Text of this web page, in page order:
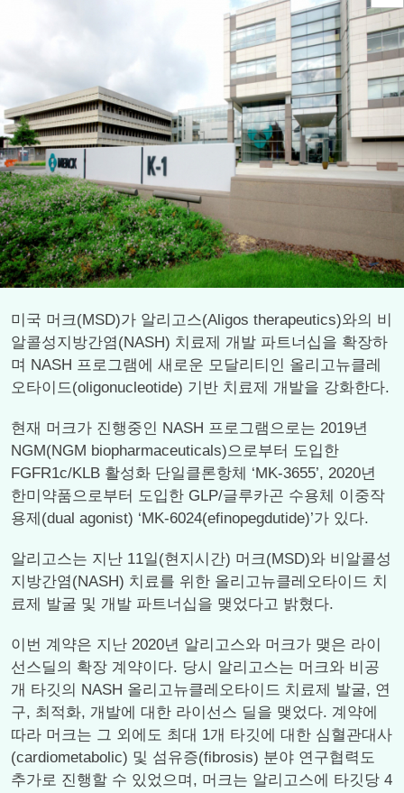
미국 머크(MSD)가 알리고스(Aligos therapeutics)와의 비
알콜성지방간염(NASH) 치료제 개발 파트너십을 확장하
며 NASH 프로그램에 새로운 모달리티인 올리고뉴클레
오타이드(oligonucleotide) 기반 치료제 개발을 강화한다.
현재 머크가 진행중인 NASH 프로그램으로는 2019년
NGM(NGM biopharmaceuticals)으로부터 도입한
FGFR1c/KLB 활성화 단일클론항체 ‘MK-3655’, 2020년
한미약품으로부터 도입한 GLP/글루카곤 수용체 이중작
용제(dual agonist) ‘MK-6024(efinopegdutide)’가 있다.
알리고스는 지난 11일(현지시간) 머크(MSD)와 비알콜성
지방간염(NASH) 치료를 위한 올리고뉴클레오타이드 치
료제 발굴 및 개발 파트너십을 맺었다고 밝혔다.
이번 계약은 지난 2020년 알리고스와 머크가 맺은 라이
선스딜의 확장 계약이다. 당시 알리고스는 머크와 비공
개 타깃의 NASH 올리고뉴클레오타이드 치료제 발굴, 연
구, 최적화, 개발에 대한 라이선스 딜을 맺었다. 계약에
따라 머크는 그 외에도 최대 1개 타깃에 대한 심혈관대사
(cardiometabolic) 및 섬유증(fibrosis) 분야 연구협력도
추가로 진행할 수 있었으며, 머크는 알리고스에 타깃당 4